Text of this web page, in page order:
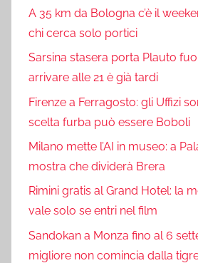
A 35 km da Bologna c’è il
chi cerca solo portici
Sarsina stasera porta Plauto
arrivare alle 21 è già tardi
Firenze a Ferragosto: gli Uffizi
scelta furba può essere Boboli
Milano mette l’AI in museo: a
mostra che dividerà Brera
Rimini gratis al Grand Hotel: la
vale solo se entri nel film
Sandokan a Monza fino al 6
migliore non comincia dalla